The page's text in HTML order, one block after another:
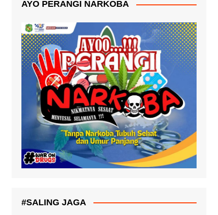
AYO PERANGI NARKOBA
#SALING JAGA